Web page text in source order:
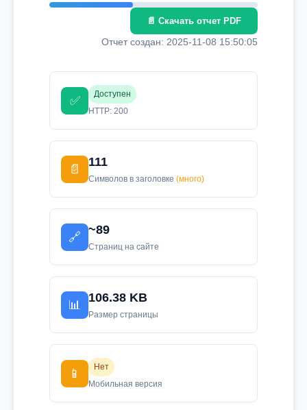
📄 Скачать отчет PDF
Отчет создан: 2025-11-08 15:50:05
✅
Доступен
HTTP: 200
📄
111
Символов в заголовке (много)
🔗
~89
Страниц на сайте
📊
106.38 KB
Размер страницы
📱
Нет
Мобильная версия